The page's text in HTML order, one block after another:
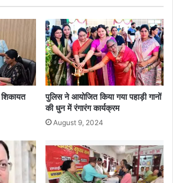
पुलिस ने आयोजित किया गया पहाड़ी गानों
की धुन में रंगारंग कार्यक्रम
August 9, 2024